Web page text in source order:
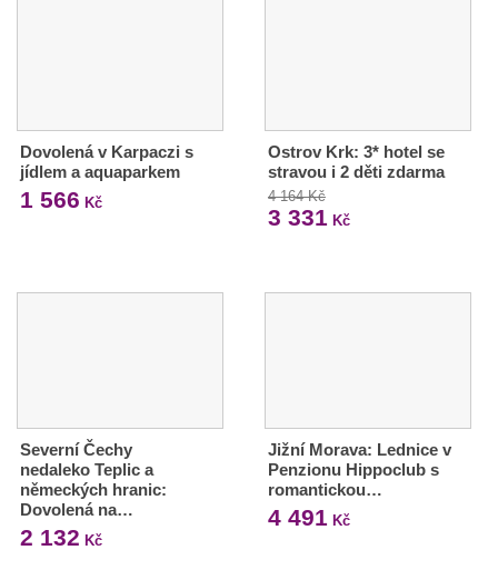
Dovolená v Karpaczi s
jídlem a aquaparkem
1 566 Kč
Ostrov Krk: 3* hotel se
stravou i 2 děti zdarma
4 164 Kč
3 331 Kč
Severní Čechy
nedaleko Teplic a
německých hranic:
Dovolená na…
2 132 Kč
Jižní Morava: Lednice v
Penzionu Hippoclub s
romantickou…
4 491 Kč